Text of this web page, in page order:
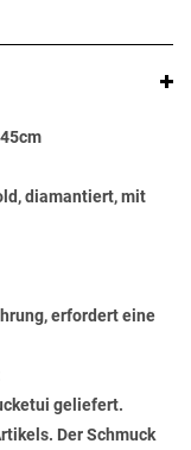
diamantiert, mit
erfordert eine
geliefert.
Der Schmuck